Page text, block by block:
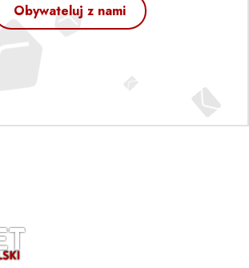
Obywateluj z nami